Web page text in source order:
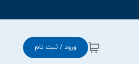
ورود / ثبت نام